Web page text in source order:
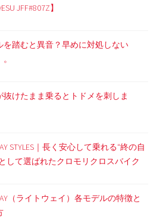
JFF#807Z】
を踏むと異音？早めに対処しない
抜けたまま乗るとトドメを刺しま
STYLES｜長く安心して乗れる“終の自
して選ばれたクロモリクロスバイク
（ライトウェイ）各モデルの特徴と